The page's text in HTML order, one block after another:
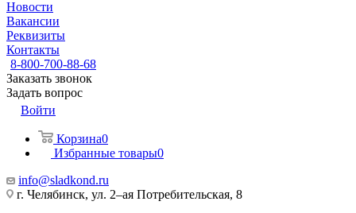
Новости
Вакансии
Реквизиты
Контакты
8-800-700-88-68
Заказать звонок
Задать вопрос
Войти
Корзина0
Избранные товары0
info@sladkond.ru
г. Челябинск, ул. 2–ая Потребительская, 8